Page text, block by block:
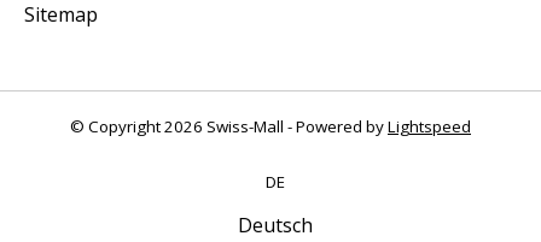
Sitemap
© Copyright 2026 Swiss-Mall - Powered byLightspeed
DE
Deutsch